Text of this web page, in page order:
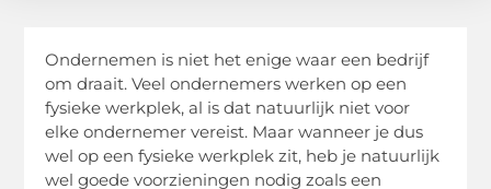
Ondernemen is niet het enige waar een bedrijf
om draait. Veel ondernemers werken op een
fysieke werkplek, al is dat natuurlijk niet voor
elke ondernemer vereist. Maar wanneer je dus
wel op een fysieke werkplek zit, heb je natuurlijk
wel goede voorzieningen nodig zoals een